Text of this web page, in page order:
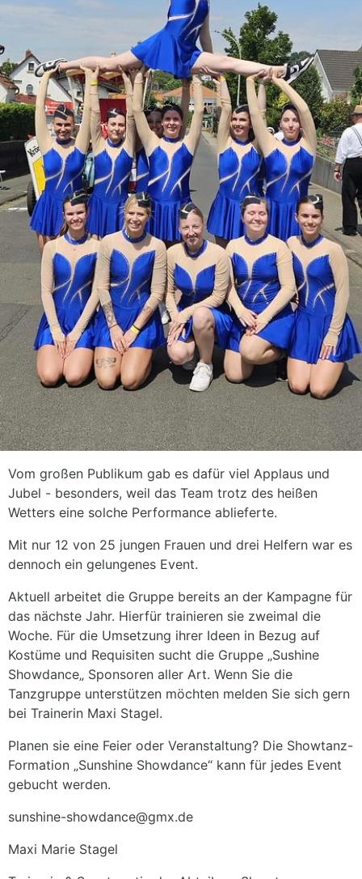
Vom großen Publikum gab es dafür viel Applaus und
Jubel - besonders, weil das Team trotz des heißen
Wetters eine solche Performance ablieferte.
Mit nur 12 von 25 jungen Frauen und drei Helfern war es
dennoch ein gelungenes Event.
Aktuell arbeitet die Gruppe bereits an der Kampagne für
das nächste Jahr. Hierfür trainieren sie zweimal die
Woche. Für die Umsetzung ihrer Ideen in Bezug auf
Kostüme und Requisiten sucht die Gruppe „Sushine
Showdance„ Sponsoren aller Art. Wenn Sie die
Tanzgruppe unterstützen möchten melden Sie sich gern
bei Trainerin Maxi Stagel.
Planen sie eine Feier oder Veranstaltung? Die Showtanz-
Formation „Sunshine Showdance“ kann für jedes Event
gebucht werden.
sunshine-showdance@gmx.de
Maxi Marie Stagel